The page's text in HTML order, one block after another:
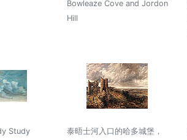
Bowleaze Cove and Jordon
Hill
Study
泰晤士河入口的哈多城堡，